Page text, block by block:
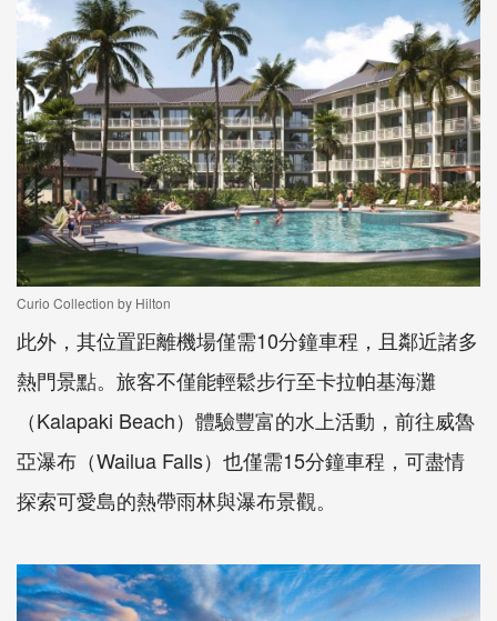
Curio Collection by Hilton
此外，其位置距離機場僅需10分鐘車程，且鄰近諸多
熱門景點。旅客不僅能輕鬆步行至卡拉帕基海灘
（Kalapaki Beach）體驗豐富的水上活動，前往威魯
亞瀑布（Wailua Falls）也僅需15分鐘車程，可盡情
探索可愛島的熱帶雨林與瀑布景觀。